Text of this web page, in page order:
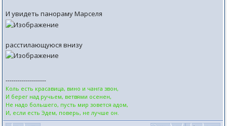
И увидеть панораму Марселя
расстилающуюся внизу
--------------------
Коль есть красавица, вино и чанга звон,
И берег над ручьем, ветвями осенен,
Не надо большего, пусть мир зовется адом,
И, если есть Эдем, поверь, не лучше он.